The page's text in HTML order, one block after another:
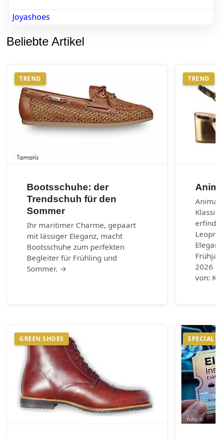
Joyashoes
Beliebte Artikel
TREND
Bootsschuhe: der
Trendschuh für den
Sommer
Ihr maritimer Charme, gepaart
mit lässiger Eleganz, macht
Bootsschuhe zum perfekten
Begleiter für Frühling und
Sommer. →
TREND
2026
von:
GREEN SHOES SPECIAL